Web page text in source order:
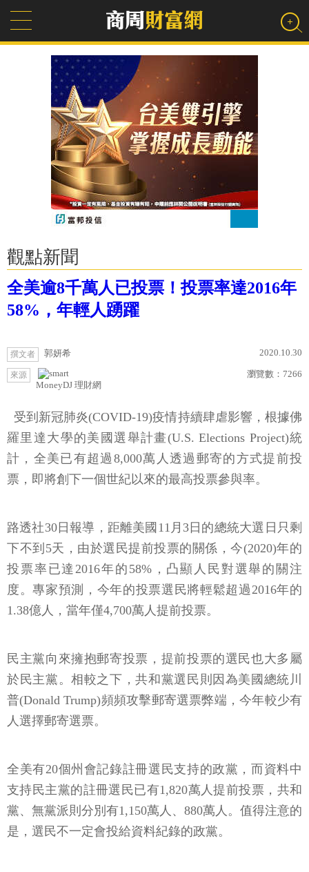
觀點新聞
全美逾8千萬人已投票！投票率達2016年
58%，年輕人踴躍
撰文者 郭妍希 2020.10.30
來源
MoneyDJ 理財網
瀏覽數： 7266
受到新冠肺炎(COVID-19)疫情持續肆虐影響，根據佛
羅里達大學的美國選舉計畫(U.S. Elections Project)統
計，全美已有超過8,000萬人透過郵寄的方式提前投
票，即將創下一個世紀以來的最高投票參與率。
路透社30日報導，距離美國11月3日的總統大選日只剩
下不到5天，由於選民提前投票的關係，今(2020)年的
投票率已達2016年的58%，凸顯人民對選舉的關注
度。專家預測，今年的投票選民將輕鬆超過2016年的
1.38億人，當年僅4,700萬人提前投票。
民主黨向來擁抱郵寄投票，提前投票的選民也大多屬
於民主黨。相較之下，共和黨選民則因為美國總統川
普(Donald Trump)頻頻攻擊郵寄選票弊端，今年較少有
人選擇郵寄選票。
全美有20個州會記錄註冊選民支持的政黨，而資料中
支持民主黨的註冊選民已有1,820萬人提前投票，共和
黨、無黨派則分別有1,150萬人、880萬人。值得注意的
是，選民不一定會投給資料紀錄的政黨。